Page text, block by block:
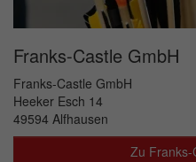
Franks-Castle GmbH
Franks-Castle GmbH
Heeker Esch 14
49594 Alfhausen
Zu Franks-